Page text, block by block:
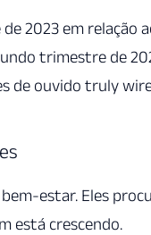
2023 em relação
trimestre de
de ouvido truly
estar. Eles
está crescendo.